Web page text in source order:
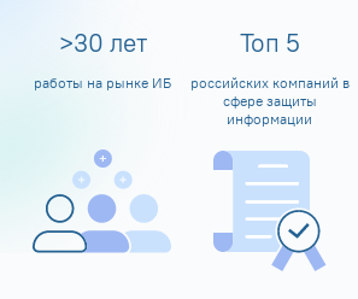
>30 лет
работы на рынке ИБ
Топ 5
российских компаний в
сфере защиты
информации